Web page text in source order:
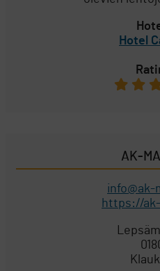
Hotel
AK-
https://